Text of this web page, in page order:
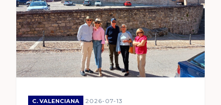
C. VALENCIANA 2026-07-13